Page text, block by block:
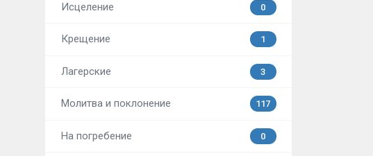
Исцеление 0
Крещение 1
Лагерские 3
Молитва и поклонение 117
На погребение 0